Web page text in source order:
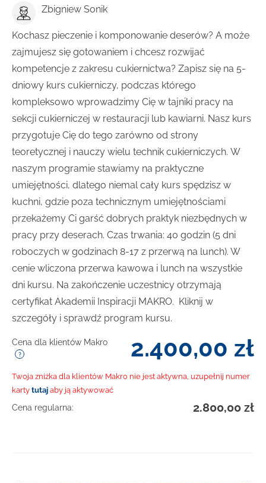
Zbigniew Sonik
Kochasz pieczenie i komponowanie deserów? A może
zajmujesz się gotowaniem i chcesz rozwijać
kompetencje z zakresu cukiernictwa? Zapisz się na 5-
dniowy kurs cukierniczy, podczas którego
kompleksowo wprowadzimy Cię w tajniki pracy na
sekcji cukierniczej w restauracji lub kawiarni. Nasz kurs
przygotuje Cię do tego zarówno od strony
teoretycznej i nauczy wielu technik cukierniczych. W
naszym programie stawiamy na praktyczne
umiejętności, dlatego niemal cały kurs spędzisz w
kuchni, gdzie poza technicznym umiejętnościami
przekażemy Ci garść dobrych praktyk niezbędnych w
pracy przy deserach. Czas trwania: 40 godzin (5 dni
roboczych w godzinach 8-17 z przerwą na lunch). W
cenie wliczona przerwa kawowa i lunch na wszystkie
dni kursu. Na zakończenie uczestnicy otrzymają
certyfikat Akademii Inspiracji MAKRO. Kliknij w
szczegóły i sprawdź program kursu.
Cena dla klientów Makro 2.400,00 zł
Twoja zniżka dla klientów Makro nie jest aktywna, uzupełnij numer
karty tutaj aby ją aktywować
Cena regularna: 2.800,00 zł